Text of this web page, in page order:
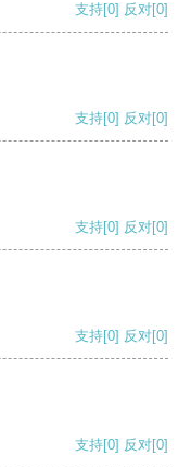
支持[0] 反对[0]
支持[0] 反对[0]
支持[0] 反对[0]
支持[0] 反对[0]
支持[0] 反对[0]